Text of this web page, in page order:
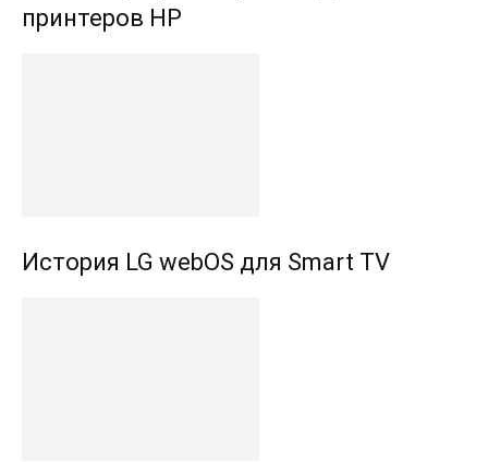
принтеров HP
История LG webOS для Smart TV